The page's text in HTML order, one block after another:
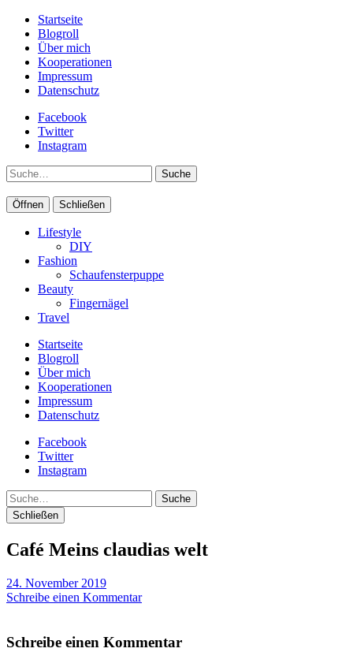
Startseite
Blogroll
Über mich
Kooperationen
Impressum
Datenschutz
Facebook
Twitter
Instagram
Suche
Öffnen Schließen
Lifestyle
DIY
Fashion
Schaufensterpuppe
Beauty
Fingernägel
Travel
Startseite
Blogroll
Über mich
Kooperationen
Impressum
Datenschutz
Facebook
Twitter
Instagram
Suche
Schließen
Café Meins claudias welt
24. November 2019
Schreibe einen Kommentar
Schreibe einen Kommentar